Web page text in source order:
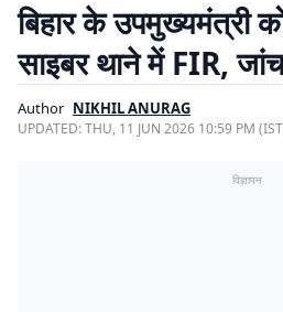
बिहार के उपमुख्यमंत्री
साइबर थाने में FIR,
Author NIKHIL ANURAG
UPDATED:THU, 11 JUN 2026 10:59 PM
विज्ञापन